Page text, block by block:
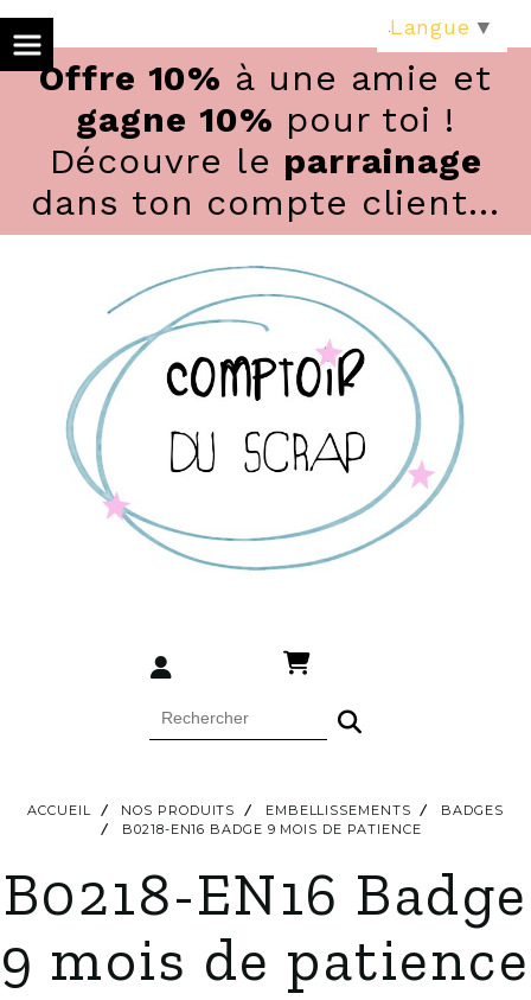
Offre 10% à une amie et
gagne 10% pour toi !
Découvre le parrainage
dans ton compte client...
ACCUEIL NOS PRODUITS EMBELLISSEMENTS
BADGES
B0218-EN16 BADGE 9 MOIS DE PATIENCE
B0218-EN16 Badge
9 mois de patience
Langue ▼